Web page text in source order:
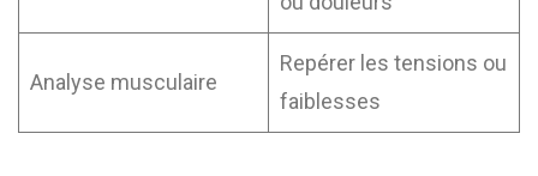
Analyse musculaire
Repérer les tensions ou
faiblesses